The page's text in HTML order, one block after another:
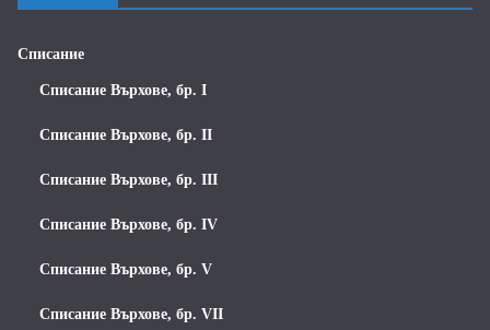
Списание
Списание Върхове, бр. I
Списание Върхове, бр. II
Списание Върхове, бр. III
Списание Върхове, бр. IV
Списание Върхове, бр. V
Списание Върхове, бр. VII